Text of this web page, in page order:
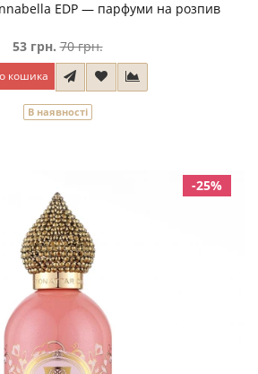
EDP — парфуми на розпив
53 грн. 70 грн.
кошика
В наявності
-25%